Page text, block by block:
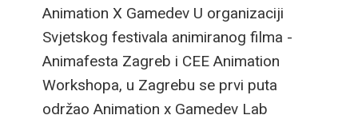
Animation X Gamedev U organizaciji
Svjetskog festivala animiranog filma -
Animafesta Zagreb i CEE Animation
Workshopa, u Zagrebu se prvi puta
održao Animation x Gamedev Lab